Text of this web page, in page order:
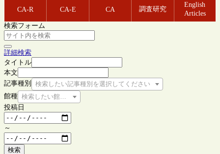
CA-R CA-E CA 調査研究
English
Articles
検索フォーム
詳細検索
タイトル
本文
記事種別
検索したい記事種別を選択してください
館種 検索したい館種を選択してください
投稿日
～
検索